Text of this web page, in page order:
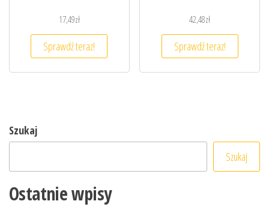
17,49zł
Sprawdź teraz!
42,48zł
Sprawdź teraz!
Szukaj
Szukaj
Ostatnie wpisy